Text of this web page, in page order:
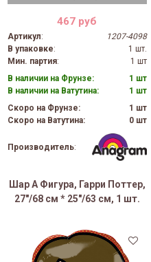
467 руб
Артикул:
1207-4098
В упаковке:
1 шт.
Мин. партия:
1 шт
В наличии на Фрунзе:
1 шт
В наличии на Ватутина:
1 шт
Скоро на Фрунзе:
1 шт
Скоро на Ватутина:
0 шт
Производитель:
Шар А Фигура, Гарри Поттер,
27"/68 см * 25"/63 см, 1 шт.